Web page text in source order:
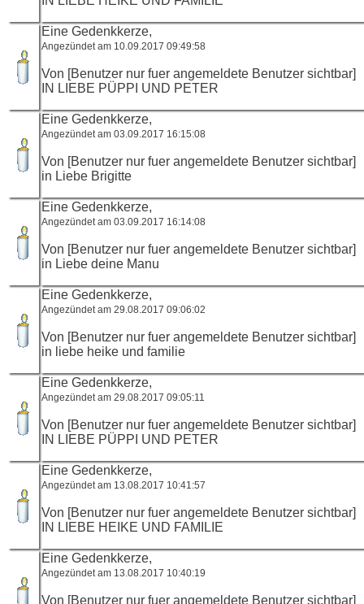
Eine Gedenkkerze,
Angezündet am 10.09.2017 09:49:58
Von [Benutzer nur fuer angemeldete Benutzer sichtbar]
IN LIEBE PÜPPI UND PETER
Eine Gedenkkerze,
Angezündet am 03.09.2017 16:15:08
Von [Benutzer nur fuer angemeldete Benutzer sichtbar]
in Liebe Brigitte
Eine Gedenkkerze,
Angezündet am 03.09.2017 16:14:08
Von [Benutzer nur fuer angemeldete Benutzer sichtbar]
in Liebe deine Manu
Eine Gedenkkerze,
Angezündet am 29.08.2017 09:06:02
Von [Benutzer nur fuer angemeldete Benutzer sichtbar]
in liebe heike und familie
Eine Gedenkkerze,
Angezündet am 29.08.2017 09:05:11
Von [Benutzer nur fuer angemeldete Benutzer sichtbar]
IN LIEBE PÜPPI UND PETER
Eine Gedenkkerze,
Angezündet am 13.08.2017 10:41:57
Von [Benutzer nur fuer angemeldete Benutzer sichtbar]
IN LIEBE HEIKE UND FAMILIE
Eine Gedenkkerze,
Angezündet am 13.08.2017 10:40:19
Von [Benutzer nur fuer angemeldete Benutzer sichtbar]